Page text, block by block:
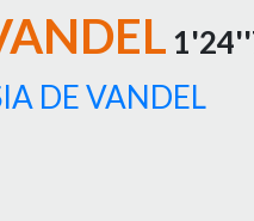
DE VANDEL